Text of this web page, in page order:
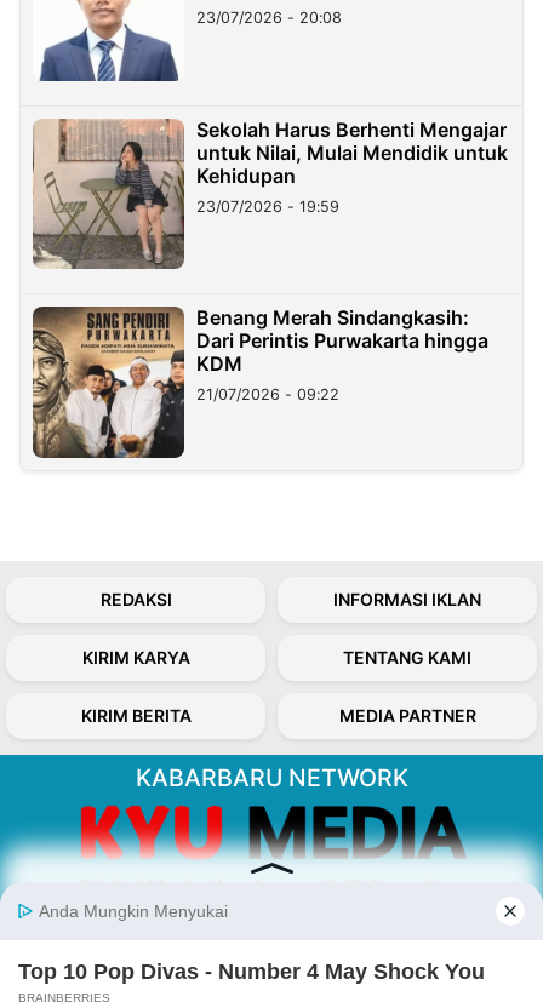
23/07/2026 - 20:08
Sekolah Harus Berhenti Mengajar
untuk Nilai, Mulai Mendidik untuk
Kehidupan
23/07/2026 - 19:59
Benang Merah Sindangkasih:
Dari Perintis Purwakarta hingga
KDM
21/07/2026 - 09:22
REDAKSI INFORMASI IKLAN
KIRIM KARYA TENTANG KAMI
KIRIM BERITA MEDIA PARTNER
KABARBARU NETWORK
About Our Kabarbaru.co
Kabarbaru.co menyajikan berita aktual dan
inspiratif dari sudut pandang berbaik sangka